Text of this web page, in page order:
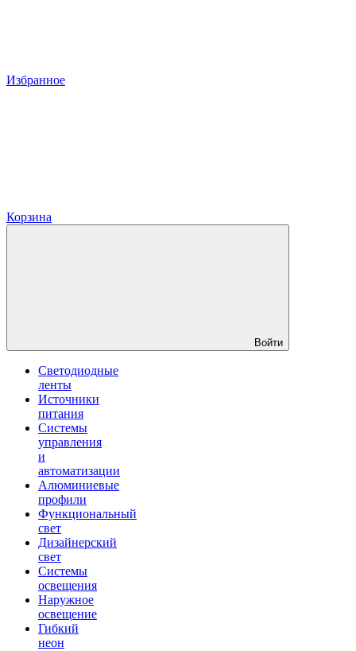
Избранное
Корзина
Войти
Светодиодные
ленты
Источники
питания
Системы
управления
и
автоматизации
Алюминиевые
профили
Функциональный
свет
Дизайнерский
свет
Системы
освещения
Наружное
освещение
Гибкий
неон